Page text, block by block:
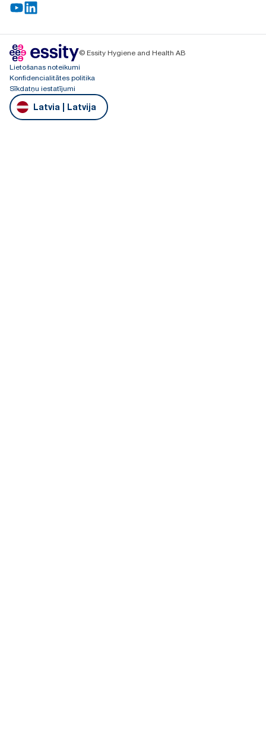
© Essity Hygiene and Health AB
Lietošanas noteikumi
Konfidencialitātes politika
Sīkdatņu iestatījumi
Latvia | Latvija